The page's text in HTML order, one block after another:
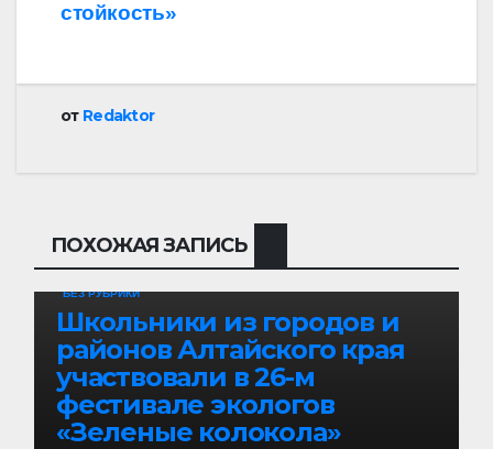
стойкость»
от Redaktor
ПОХОЖАЯ ЗАПИСЬ
БЕЗ РУБРИКИ
Школьники из городов и
районов Алтайского края
участвовали в 26-м
фестивале экологов
«Зеленые колокола»